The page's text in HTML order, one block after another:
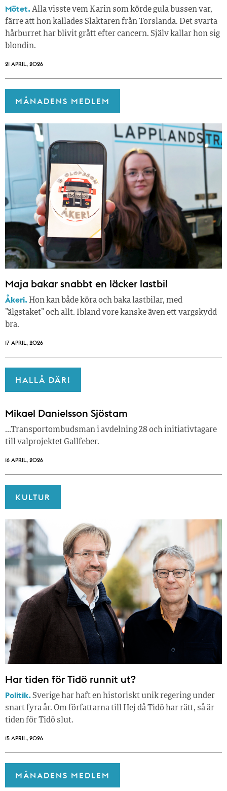
Mötet.Alla visste vem Karin som körde gula bussen var,
färre att hon kallades Slaktaren från Torslanda. Det svarta
hårburret har blivit grått efter cancern. Själv kallar hon sig
blondin.
21 APRIL, 2026
MÅNADENS MEDLEM
Maja bakar snabbt en läcker lastbil
Åkeri. Hon kan både köra och baka lastbilar, med
”älgstaket” och allt. Ibland vore kanske även ett vargskydd
bra.
17 APRIL, 2026
HALLÅ DÄR!
Mikael Danielsson Sjöstam
…Transportombudsman i avdelning 28 och initiativtagare
till valprojektet Gallfeber.
16 APRIL, 2026
KULTUR
Har tiden för Tidö runnit ut?
Politik.Sverige har haft en historiskt unik regering under
snart fyra år. Om författarna till Hej då Tidö har rätt, så är
tiden för Tidö slut.
15 APRIL, 2026
MÅNADENS MEDLEM